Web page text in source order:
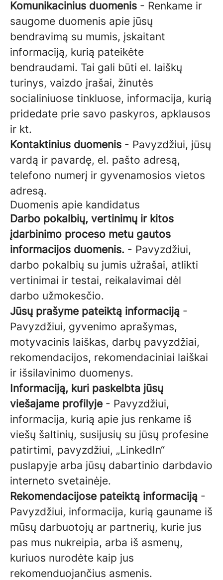
Komunikacinius duomenis - Renkame ir
saugome duomenis apie jūsų
bendravimą su mumis, įskaitant
informaciją, kurią pateikėte
bendraudami. Tai gali būti el. laiškų
turinys, vaizdo įrašai, žinutės
socialiniuose tinkluose, informacija, kurią
pridedate prie savo paskyros, apklausos
ir kt.
Kontaktinius duomenis - Pavyzdžiui, jūsų
vardą ir pavardę, el. pašto adresą,
telefono numerį ir gyvenamosios vietos
adresą.
Duomenis apie kandidatus
Darbo pokalbių, vertinimų ir kitos
įdarbinimo proceso metu gautos
informacijos duomenis. - Pavyzdžiui,
darbo pokalbių su jumis užrašai, atlikti
vertinimai ir testai, reikalavimai dėl
darbo užmokesčio.
Jūsų prašyme pateiktą informaciją -
Pavyzdžiui, gyvenimo aprašymas,
motyvacinis laiškas, darbų pavyzdžiai,
rekomendacijos, rekomendaciniai laiškai
ir išsilavinimo duomenys.
Informaciją, kuri paskelbta jūsų
viešajame profilyje - Pavyzdžiui,
informacija, kurią apie jus renkame iš
viešų šaltinių, susijusių su jūsų profesine
patirtimi, pavyzdžiui, „LinkedIn“
puslapyje arba jūsų dabartinio darbdavio
interneto svetainėje.
Rekomendacijose pateiktą informaciją -
Pavyzdžiui, informacija, kurią gauname iš
mūsų darbuotojų ar partnerių, kurie jus
pas mus nukreipia, arba iš asmenų,
kuriuos nurodėte kaip jus
rekomenduojančius asmenis.